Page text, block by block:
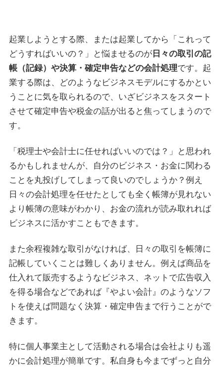
起業しようとする際、または起業してから「これって
どうすればいいの？」と悩ませるのが 日々の取引の記
帳（記録）や決算・確定申告などの会計処理です。起
業する際は、どのようなビジネスモデルにするかとい
うことに気を取られるので、いざビジネスをスタート
させて確定申告や税金の話が出ると焦ってしまうので
す。
「税理士や会計士に任せればいいのでは？」と思われ
るかもしれませんが、自分のビジネス・お金に関わる
ことを丸投げしてしまって良いのでしょうか？例え
日々の会計処理を任せたとしても全く帳簿が見れない
より帳簿の意味がわかり、お金の流れが読み取れれば
ビジネスに活かすこともできます。
また余程複雑な取引がなければ、日々の取引を帳簿に
記帳していくことは難しくありません。例えば商品を
仕入れて販売するようなビジネス、ネットで広告収入
を得る場合などであれば『やよい会計』のようなソフ
トを使えば問題なく決算・確定申告まで行うことがで
きます。
特に個人事業主として活動される場合は会社よりも遥
かに会計処理が簡単です。私自身も今までずっと自分